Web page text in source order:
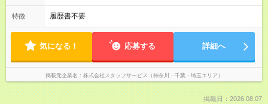
特徴 履歴書不要
気になる！ 応募する 詳細へ
掲載元企業名 株式会社スタッフサービス（神奈川・千葉・埼玉エリア）
掲載日：2026.08.07